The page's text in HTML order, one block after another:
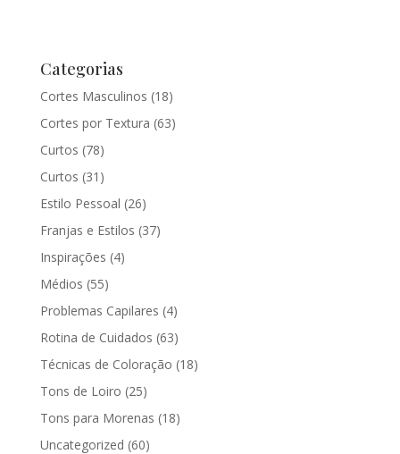
Categorias
Cortes Masculinos (18)
Cortes por Textura (63)
Curtos (78)
Curtos (31)
Estilo Pessoal (26)
Franjas e Estilos (37)
Inspirações (4)
Médios (55)
Problemas Capilares (4)
Rotina de Cuidados (63)
Técnicas de Coloração (18)
Tons de Loiro (25)
Tons para Morenas (18)
Uncategorized (60)